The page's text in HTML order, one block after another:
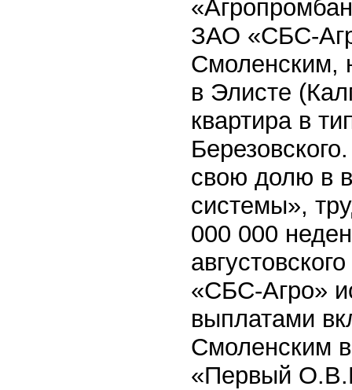
ЗАО «СБС-
Смоленским,
в Элисте
квартира в
свою долю в
системы»,
000 000
«СБС-Агро»
выплатами
Смоленским
«Первый